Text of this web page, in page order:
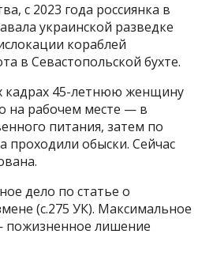
с 2023 года россиянка в
украинской разведке
кораблей
в Севастопольской бухте.
кадрах 45-летнюю женщину
на рабочем месте — в
питания, затем по
проходили обыски. Сейчас
дело по статье о
(с.275 УК). Максимальное
пожизненное лишение